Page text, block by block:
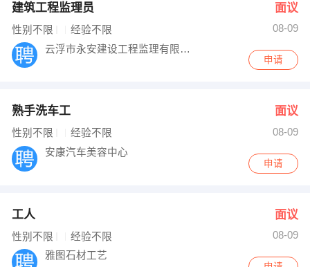
建筑工程监理员 面议
性别不限 经验不限
08-09
云浮市永安建设工程监理有限公司
申请
熟手洗车工 面议
性别不限 经验不限
08-09
安康汽车美容中心
申请
工人 面议
性别不限 经验不限
08-09
雅图石材工艺